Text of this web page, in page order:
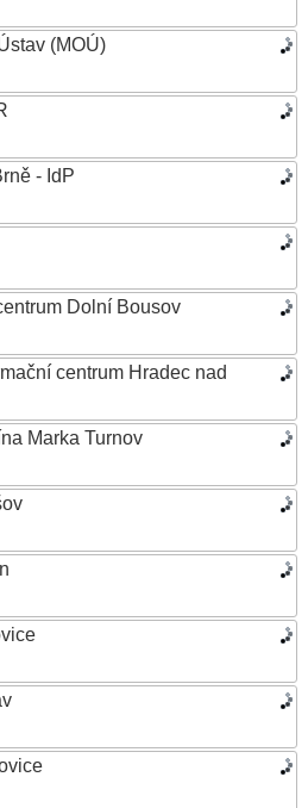
(MOÚ)
- IdP
Dolní Bousov
centrum Hradec nad
Marka Turnov